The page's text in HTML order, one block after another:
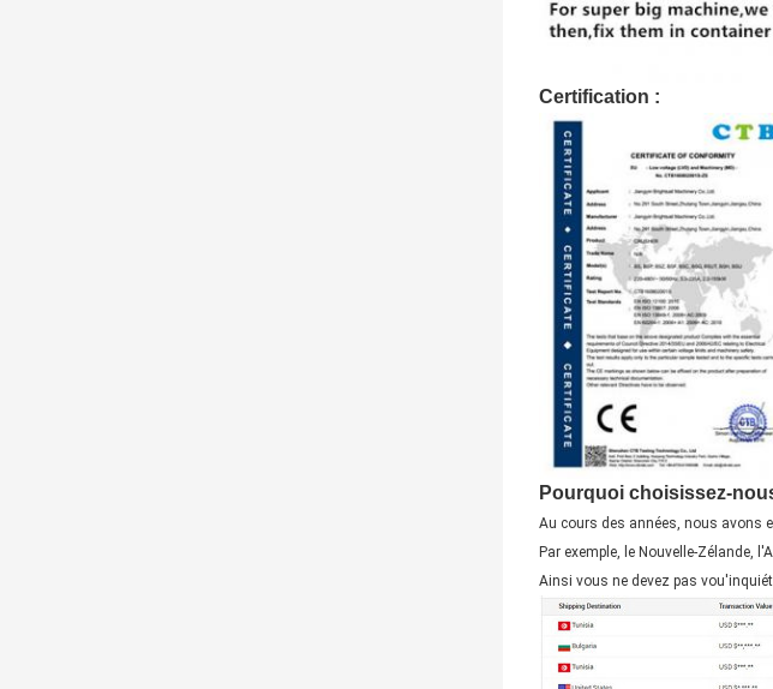
Certification :
Pourquoi choisissez-
Au cours des années, nous avons
Par exemple, le Nouvelle-Zélande,
Ainsi vous ne devez pas